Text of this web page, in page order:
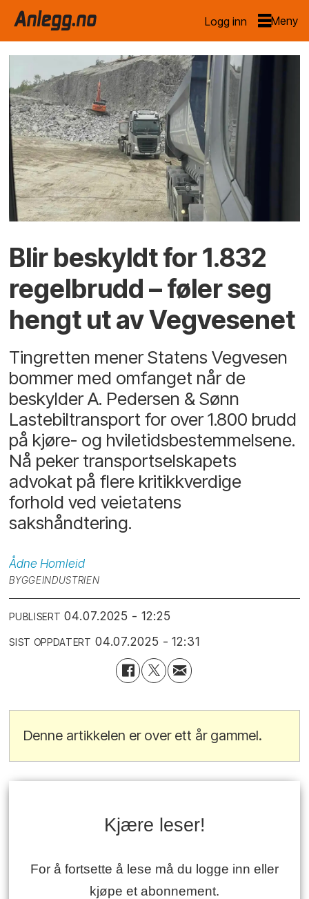
Logg inn
Blir beskyldt for 1.832
regelbrudd– føler seg
hengt ut av Vegvesenet
Tingretten mener Statens Vegvesen
bommer med omfanget når de
beskylder A. Pedersen & Sønn
Lastebiltransport for over 1.800 brudd
på kjøre- og hviletidsbestemmelsene.
Nå peker transportselskapets
advokat på flere kritikkverdige
forhold ved veietatens
sakshåndtering.
Ådne Homleid
BYGGEINDUSTRIEN
PUBLISERT 04.07.2025 - 12:25
SIST OPPDATERT 04.07.2025 - 12:31
Denne artikkelen er over ett år gammel.
Kjære leser!
For å fortsette å lese må du logge inn eller
kjøpe et abonnement.